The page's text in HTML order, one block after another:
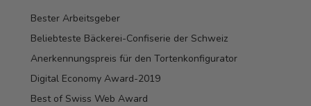
Bester Arbeitsgeber
Beliebteste Bäckerei-Confiserie der Schweiz
Anerkennungspreis für den Tortenkonfigurator
Digital Economy Award-2019
Best of Swiss Web Award